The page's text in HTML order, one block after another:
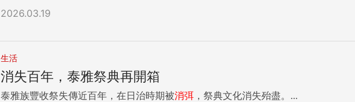
2026.03.19
生活
消失百年，泰雅祭典再開箱
泰雅族豐收祭失傳近百年，在日治時期被消弭 ，祭典文化消失殆盡。...